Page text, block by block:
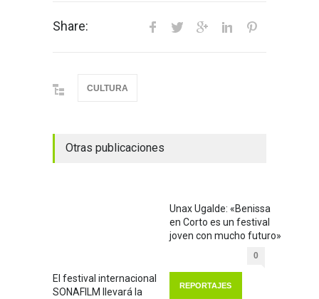
Share:
CULTURA
Otras publicaciones
El festival internacional
SONAFILM llevará la
Unax Ugalde: «Benissa
en Corto es un festival
joven con mucho futuro»
0
REPORTAJES